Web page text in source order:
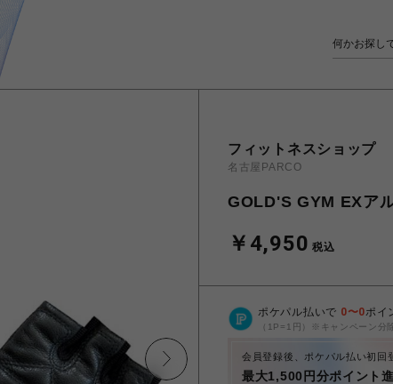
フィットネスショップ
名古屋PARCO
GOLD'S GYM EXア
￥4,950 税込
ポケパル払いで 0〜0ポイ
（1P=1円）※キャンペーン分
会員登録後、ポケパル払い初回
最大1,500円分ポイント